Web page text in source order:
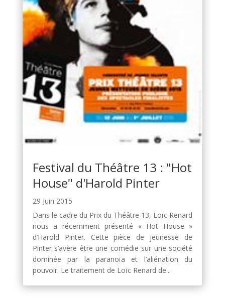
Festival du Théâtre 13 : "Hot
House" d'Harold Pinter
29 Juin 2015
Dans le cadre du Prix du Théâtre 13, Loïc Renard
nous a récemment présenté « Hot House »
d’Harold Pinter. Cette pièce de jeunesse de
Pinter s’avère être une comédie sur une société
dominée par la paranoïa et l’aliénation du
pouvoir. Le traitement de Loïc Renard de...